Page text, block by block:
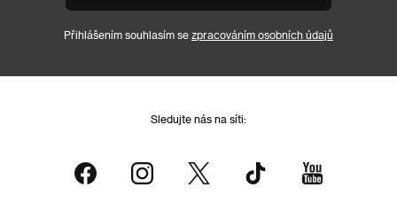
Přihlášením souhlasím se zpracováním osobních údajů
Sledujte nás na síti: